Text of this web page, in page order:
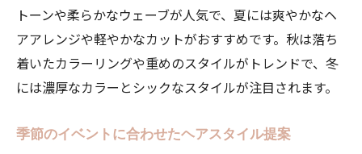
トーンや柔らかなウェーブが人気で、夏には爽やかなヘ
アアレンジや軽やかなカットがおすすめです。秋は落ち
着いたカラーリングや重めのスタイルがトレンドで、冬
には濃厚なカラーとシックなスタイルが注目されます。
季節のイベントに合わせたヘアスタイル提案